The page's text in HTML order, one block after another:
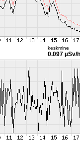
keskmine
0.097 µSv/h